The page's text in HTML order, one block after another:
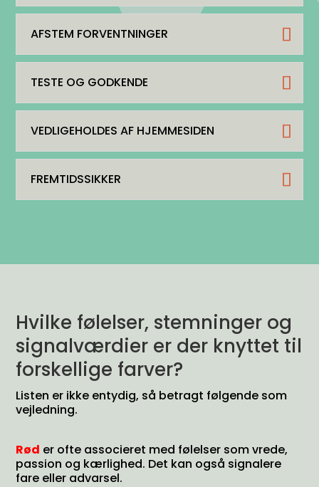
AFSTEM FORVENTNINGER
TESTE OG GODKENDE
VEDLIGEHOLDES AF HJEMMESIDEN
FREMTIDSSIKKER
Hvilke følelser, stemninger og
signalværdier er der knyttet til
forskellige farver?
Listen er ikke entydig, så betragt følgende som
vejledning.
Rød er ofte associeret med følelser som vrede,
passion og kærlighed. Det kan også signalere
fare eller advarsel.